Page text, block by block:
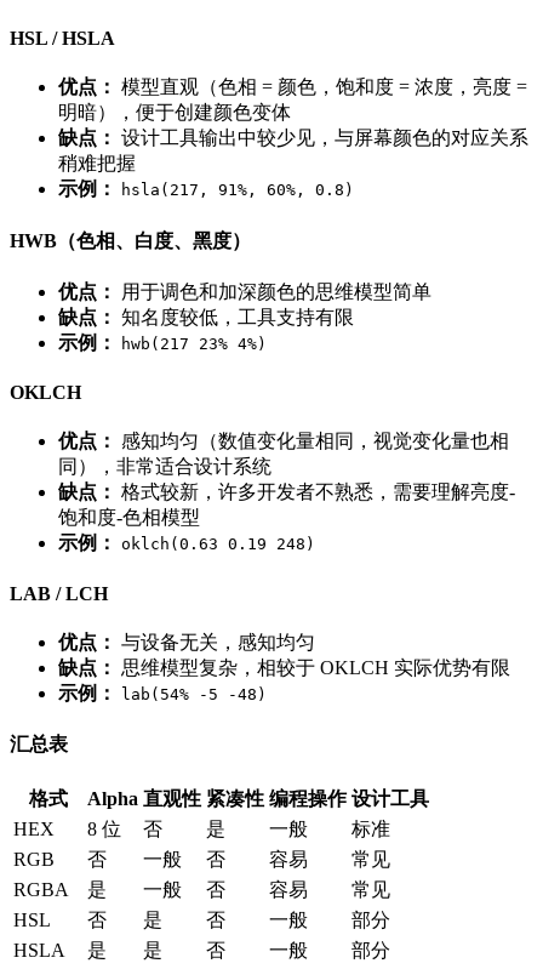
HSL / HSLA
优点： 模型直观（色相 = 颜色，饱和度 = 浓度，亮度 =
明暗），便于创建颜色变体
缺点： 设计工具输出中较少见，与屏幕颜色的对应关系
稍难把握
示例：
hsla(217, 91%, 60%, 0.8)
HWB（色相、白度、黑度）
优点：
用于调色和加深颜色的思维模型简单
缺点： 知名度较低，工具支持有限
示例：
hwb(217 23% 4%)
OKLCH
优点： 感知均匀（数值变化量相同，视觉变化量也相
同），非常适合设计系统
缺点： 格式较新，许多开发者不熟悉，需要理解亮度-
饱和度-色相模型
示例：
oklch(0.63 0.19 248)
LAB / LCH
优点： 与设备无关，感知均匀
缺点：
思维模型复杂，相较于 OKLCH 实际优势有限
示例：
lab(54% -5 -48)
汇总表
格式 Alpha 直观性 紧凑性 编程操作 设计工具
HEX
8 位 否 是 一般
标准
RGB
否 一般 否 容易
常见
RGBA
是 一般 否 容易
常见
HSL
否 是 否 一般
部分
HSLA
是 是 否 一般
部分